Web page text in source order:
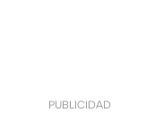
PUBLICIDAD